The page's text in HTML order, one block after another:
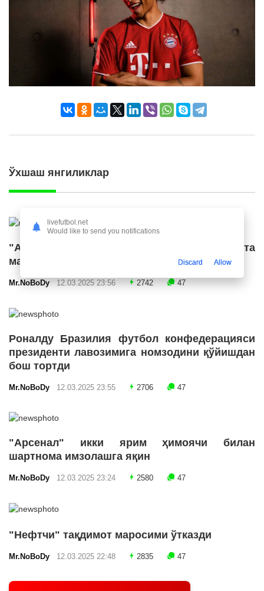
Ўхшаш янгиликлар
"Ал Ҳилол" "Ливерпуль" етакчисига катта
маош таклиф қилди
Mr.NoBoDy 12.03.2025 23:56 2742 47
Роналду Бразилия футбол конфедерацияси
президенти лавозимига номзодини қўйишдан
бош тортди
Mr.NoBoDy 12.03.2025 23:55 2706 47
"Арсенал" икки ярим ҳимоячи билан
шартнома имзолашга яқин
Mr.NoBoDy 12.03.2025 23:24 2580 47
"Нефтчи" тақдимот маросими ўтказди
Mr.NoBoDy 12.03.2025 22:48 2835 47
livefutbol.net
Would like to send you notifications
Discard Allow